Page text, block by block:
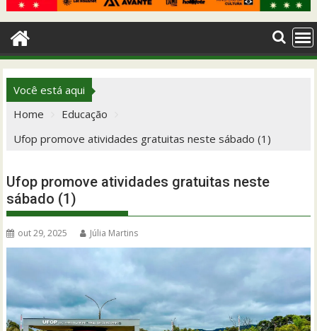
Você está aqui
Home
Educação
Ufop promove atividades gratuitas neste sábado (1)
Ufop promove atividades gratuitas neste
sábado (1)
out 29, 2025 Júlia Martins